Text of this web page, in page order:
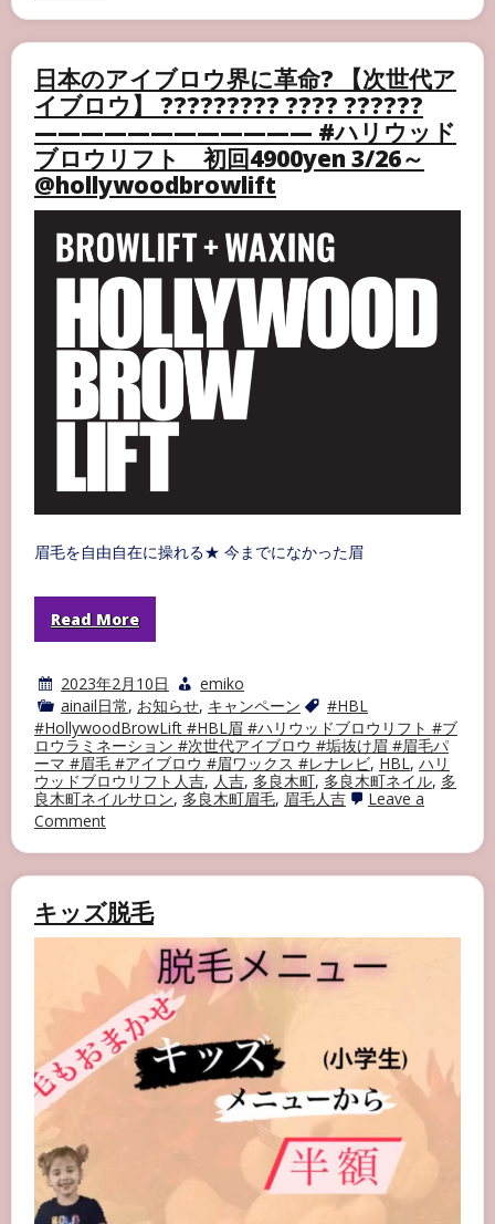
リ
ウ
ド
ブ
ロ
ウ
リ
フ
ト
日本のアイブロウ界に革命? 【次世代ア
イブロウ】 ????????? ???? ??????
———————————— #ハリウッド
ブロウリフト 初回4900yen 3/26～
@hollywoodbrowlift
眉毛を自由自在に操れる★ 今までになかった眉
Read More
2023年2月10日
emiko
ainail日常, お知らせ, キャンペーン
#HBL
#HollywoodBrowLift #HBL眉 #ハリウッドブロウリフト #ブ
ロウラミネーション #次世代アイブロウ #垢抜け眉 #眉毛パ
ーマ #眉毛 #アイブロウ #眉ワックス #レナレビ, HBL, ハリ
ウッドブロウリフト人吉, 人吉, 多良木町, 多良木町ネイル, 多
良木町ネイルサロン, 多良木町眉毛, 眉毛人吉
Leave a
Commenton
本
の
イ
ブ
ロ
界
革
命?
【次
世
キッズ脱毛